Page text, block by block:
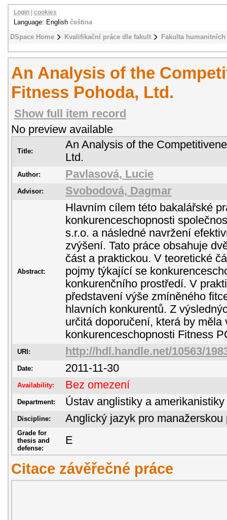
DSpace Home Kvalifikační práce dle fakult Fakulta
Login cookies
Language: English čeština
An Analysis of the
Fitness Pohoda, Ltd.
Show full item record
No preview available
Title:
An Analysis of the
Ltd.
Author: Pavlasová, Lucie
Advisor: Svobodová, Dagmar
Abstract:
Hlavním cílem této bakalářské
konkurenceschopnosti
s.r.o. a následné navržení
zvýšení. Tato práce obsahuje
část a praktickou. V teoretické
pojmy týkající se
konkurenčního prostředí. V
představení výše zmíněného
hlavních konkurentů. Z
určitá doporučení, která by měla
konkurenceschopnosti Fitness
URI: http://hdl.handle.net/10563/
Date: 2011-11-30
Availability: Bez omezení
Department: Ústav anglistiky a amerikanistiky
Discipline: Anglický jazyk pro manažerskou
Grade for
thesis and
defense:
E
Citace závěřečné práce